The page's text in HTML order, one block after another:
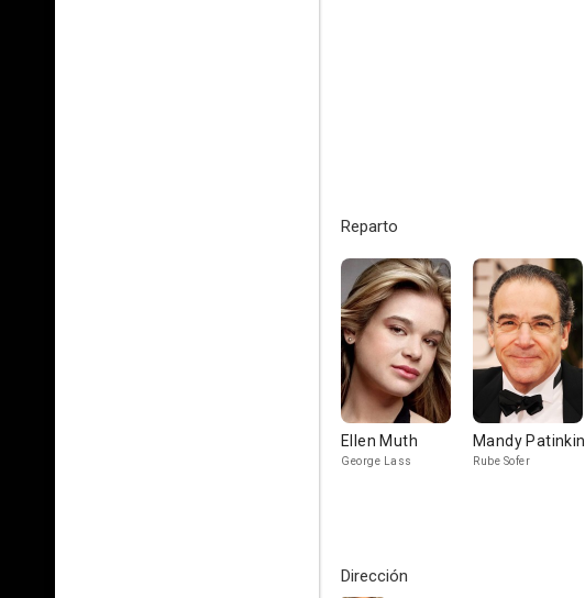
Reparto
Ellen Muth
George Lass
Mandy Patinkin
Rube Sofer
Dirección